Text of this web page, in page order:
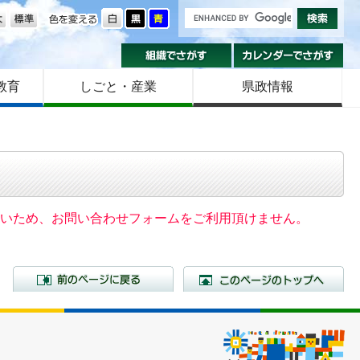
色を変える
大きさ
組織でさがす
育 しごと・産業 県政情報
ため、お問い合わせフォームをご利用頂けません。
前のページに戻る